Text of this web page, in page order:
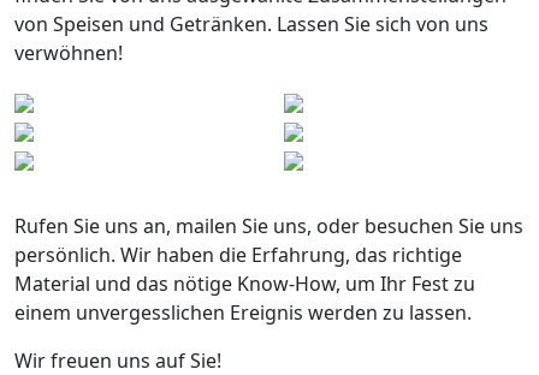
von Speisen und Getränken. Lassen Sie sich von uns
verwöhnen!
Rufen Sie uns an, mailen Sie uns, oder besuchen Sie uns
persönlich. Wir haben die Erfahrung, das richtige
Material und das nötige Know-How, um Ihr Fest zu
einem unvergesslichen Ereignis werden zu lassen.
Wir freuen uns auf Sie!